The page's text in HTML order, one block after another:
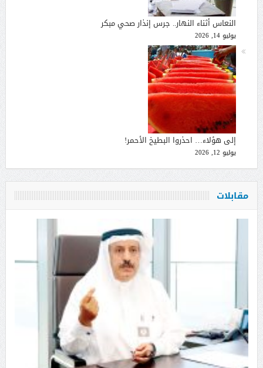
النعاس أثناء النهار.. جرس إنذار صحي مبكر
يوليو 14, 2026
إلى هؤلاء… احذروا البطيخ الأحمر!
يوليو 12, 2026
مقابلات